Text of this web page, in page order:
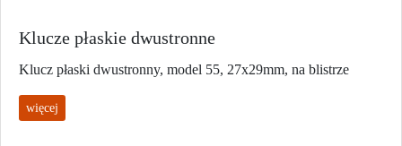
Klucze płaskie dwustronne
Klucz płaski dwustronny, model 55, 27x29mm, na blistrze
więcej